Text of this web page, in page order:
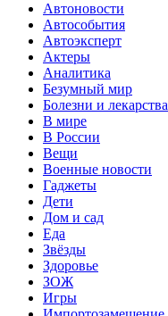
Автоновости
Автособытия
Автоэксперт
Актеры
Аналитика
Безумный мир
Болезни и лекарства
В мире
В России
Вещи
Военные новости
Гаджеты
Дети
Дом и сад
Еда
Звёзды
Здоровье
ЗОЖ
Игры